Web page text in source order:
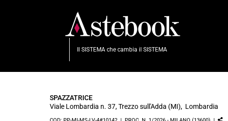
Il SISTEMA che cambia il SISTEMA
SPAZZATRICE
Viale Lombardia n. 37, Trezzo sull'Adda (MI), Lombardia